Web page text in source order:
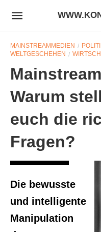
MAINSTREAMMEDIEN
WELTGESCHEHEN
Warum
euch die
Fragen?
Die bewusste
und intelligente
Manipulation